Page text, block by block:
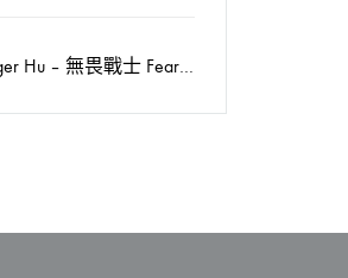
胡彦斌 Tiger Hu – 無畏戰士 Fearless Soldiers